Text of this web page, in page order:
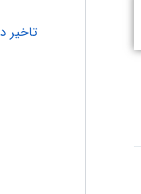
تاخیر